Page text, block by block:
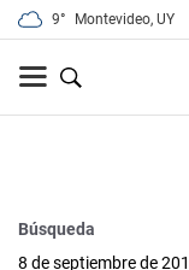
9° Montevideo, UY
Búsqueda
8 de septiembre de